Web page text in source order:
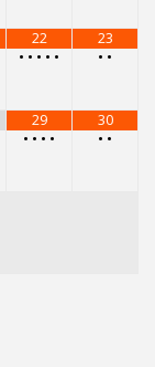
22
• • • • •
23
• •
29
• • • •
30
• •